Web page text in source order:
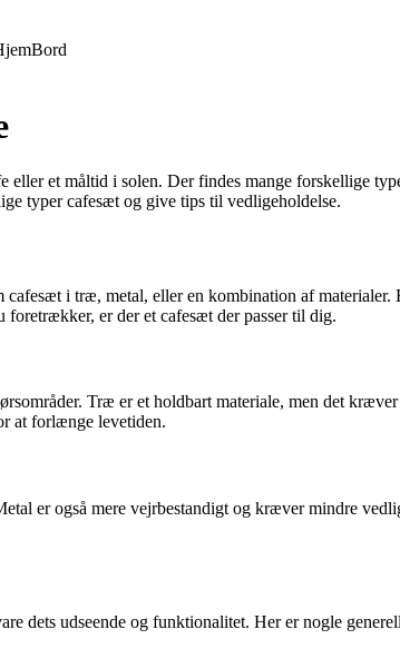
Bord
et måltid i solen. Der findes mange forskellige
typer cafesæt og give tips til vedligeholdelse.
i træ, metal, eller en kombination af
foretrækker, er der et cafesæt der passer til dig.
Træ er et holdbart materiale, men det
at forlænge levetiden.
er også mere vejrbestandigt og kræver mindre
dets udseende og funktionalitet. Her er nogle